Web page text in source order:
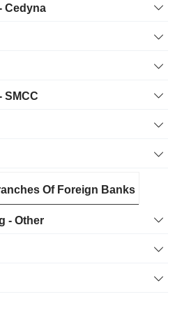
Cedyna
SMCC
Of Foreign Banks
- Other